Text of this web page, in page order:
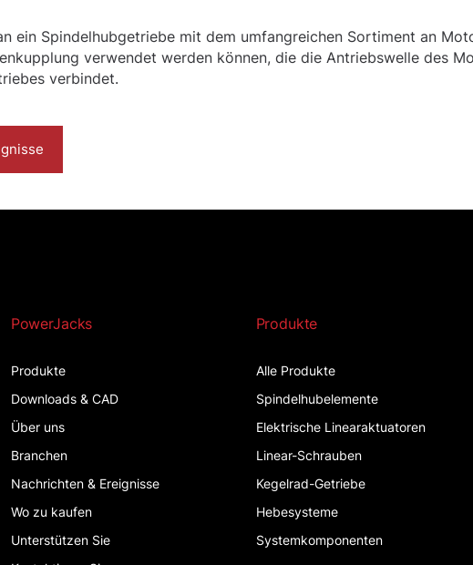
ein Spindelhubgetriebe mit dem umfangreichen Sortiment an
verwendet werden können, die die Antriebswelle des
verbindet.
PowerJacks
Produkte
Downloads & CAD
Über uns
Branchen
Nachrichten & Ereignisse
Wo zu kaufen
Unterstützen Sie
Produkte
Alle Produkte
Spindelhubelemente
Elektrische Linearaktuatoren
Linear-Schrauben
Kegelrad-Getriebe
Hebesysteme
Systemkomponenten